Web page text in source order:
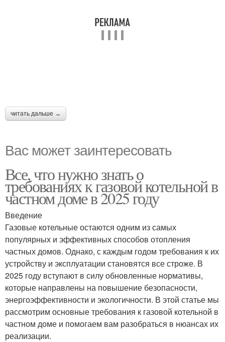
читать дальше →
Вас может заинтересовать
Все, что нужно знать о
требованиях к газовой котельной в
частном доме в 2025 году
Введение
Газовые котельные остаются одним из самых
популярных и эффективных способов отопления
частных домов. Однако, с каждым годом требования к их
устройству и эксплуатации становятся все строже. В
2025 году вступают в силу обновленные нормативы,
которые направлены на повышение безопасности,
энергоэффективности и экологичности. В этой статье мы
рассмотрим основные требования к газовой котельной в
частном доме и помогаем вам разобраться в нюансах их
реализации.